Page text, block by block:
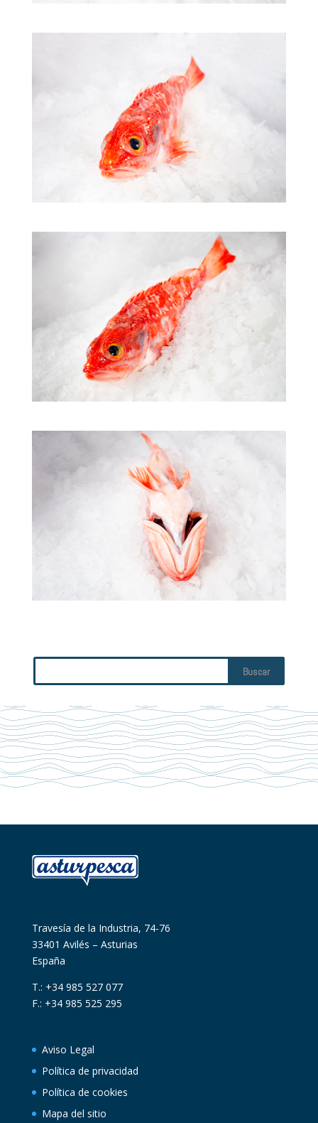
Travesía de la Industria, 74-76
33401 Avilés – Asturias
España
T.: +34 985 527 077
F.: +34 985 525 295
Aviso Legal
Política de privacidad
Política de cookies
Mapa del sitio